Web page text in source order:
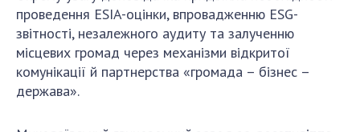
проведення ESIA-оцінки, впровадженню ESG-
звітності, незалежного аудиту та залученню
місцевих громад через механізми відкритої
комунікації й партнерства «громада – бізнес –
держава».